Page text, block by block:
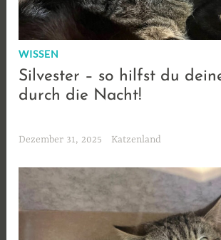
WISSEN
Silvester – so hilfst du
durch die Nacht!
Dezember 31, 2025 Katzenland